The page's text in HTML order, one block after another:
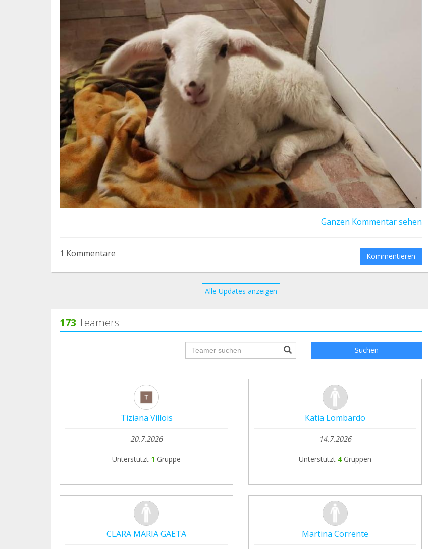
nostre cure, lo allattiamo e… capiamo immediatamente che questo è un segno di Eraldo…
Una vita ci aveva appena lasciato e un’ altra diventava parte della stessa famiglia!
A volte la vita comunica in questo modo e anche i più’ scettici alzano gli occhi al cielo…
Il piccolo agnello è stato chiamato Eraldino ed è ormai parte integrante della nostra famiglia.
BENVENUTO ERALDINO!
Ganzen Kommentar sehen
1 Kommentare Kommentieren
Alle Updates anzeigen
173 Teamers
groupProfile.searchForm.search.text??? Suchen
Tiziana Villois
20.7.2026
Unterstützt 1 Gruppe
Katia Lombardo
14.7.2026
Unterstützt 4 Gruppen
CLARA MARIA GAETA Martina Corrente